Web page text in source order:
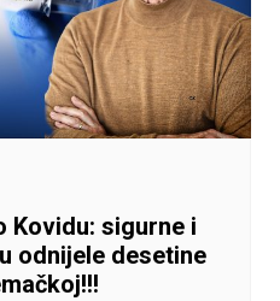
Kovidu: sigurne i
odnijele desetine